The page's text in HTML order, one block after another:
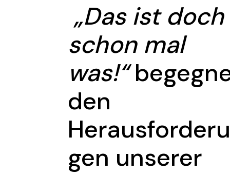
„Das ist doch
schon mal
was!“
den
gen unserer